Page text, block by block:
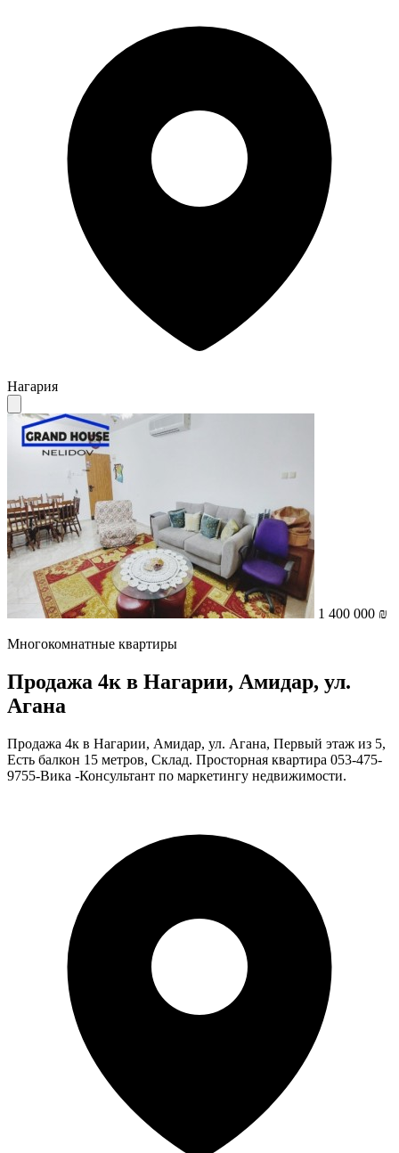
Нагария
1 400 000 ₪
Многокомнатные квартиры
Продажа 4к в Нагарии, Амидар, ул.
Агана
Продажа 4к в Нагарии, Амидар, ул. Агана, Первый этаж из 5,
Есть балкон 15 метров, Склад. Просторная квартира 053-475-
9755-Вика -Консультант по маркетингу недвижимости.